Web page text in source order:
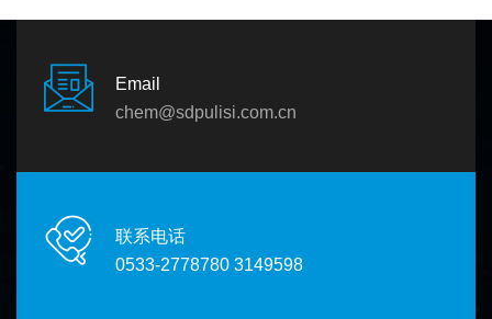
Email
chem@sdpulisi.com.cn
联系电话
0533-2778780 3149598